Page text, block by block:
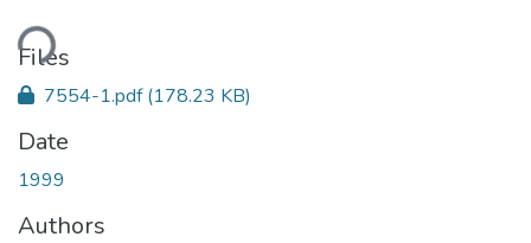
Files
7554-1.pdf(178.23 KB)
Date
1999
Authors